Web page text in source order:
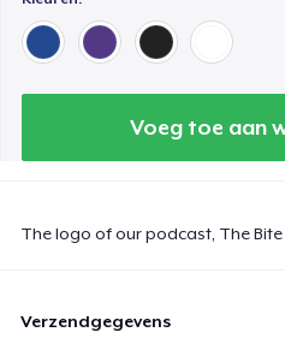
Voeg toe aan
The logo of our podcast, The Bite
Verzendgegevens